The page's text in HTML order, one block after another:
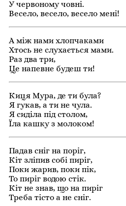
У червоному човні.
Весело, весело, весело мені!
А між нами хлопчаками
Хтось не слухається мами.
Раз два три,
Це напевне будеш ти!
Киця Мура, де ти була?
Я гукав, а ти не чула.
Я сиділа під столом,
Їла кашку з молоком!
Падав сніг на поріг,
Кіт зліпив собі пиріг,
Поки жарив, поки пік,
То пиріг водою стік.
Кіт не знав, що на пиріг
Треба тісто а не сніг.